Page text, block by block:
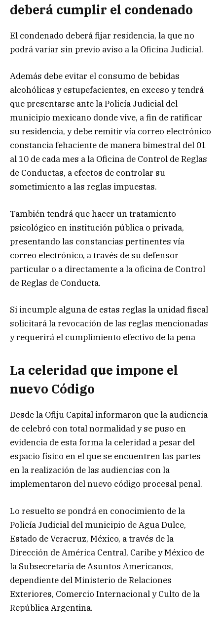
deberá cumplir el condenado
El condenado deberá fijar residencia, la que no
podrá variar sin previo aviso a la Oficina Judicial.
Además debe evitar el consumo de bebidas
alcohólicas y estupefacientes, en exceso y tendrá
que presentarse ante la Policía Judicial del
municipio mexicano donde vive, a fin de ratificar
su residencia, y debe remitir vía correo electrónico
constancia fehaciente de manera bimestral del 01
al 10 de cada mes a la Oficina de Control de Reglas
de Conductas, a efectos de controlar su
sometimiento a las reglas impuestas.
También tendrá que hacer un tratamiento
psicológico en institución pública o privada,
presentando las constancias pertinentes vía
correo electrónico, a través de su defensor
particular o a directamente a la oficina de Control
de Reglas de Conducta.
Si incumple alguna de estas reglas la unidad fiscal
solicitará la revocación de las reglas mencionadas
y requerirá el cumplimiento efectivo de la pena
La celeridad que impone el
nuevo Código
Desde la Ofiju Capital informaron que la audiencia
de celebró con total normalidad y se puso en
evidencia de esta forma la celeridad a pesar del
espacio físico en el que se encuentren las partes
en la realización de las audiencias con la
implementaron del nuevo código procesal penal.
Lo resuelto se pondrá en conocimiento de la
Policía Judicial del municipio de Agua Dulce,
Estado de Veracruz, México, a través de la
Dirección de América Central, Caribe y México de
la Subsecretaría de Asuntos Americanos,
dependiente del Ministerio de Relaciones
Exteriores, Comercio Internacional y Culto de la
República Argentina.